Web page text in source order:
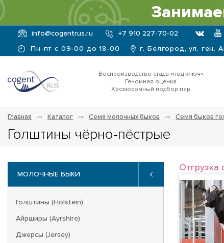
info@cogentrus.ru +7 910 227-70-02
Пн-пт с 09-00 до 18-00 г. Белгород, ул. ген.
Воспроизводство стада «под ключ».
Геномная оценка.
Хромосомный подбор пар.
Главная Каталог Семя молочных быков Семя быков
Голштины чёрно-пёстрые
МОЛОЧНЫЕ БЫКИ
Голштины (Holstein)
Айрширы (Ayrshire)
Джерсы (Jersey)
Отгрузка